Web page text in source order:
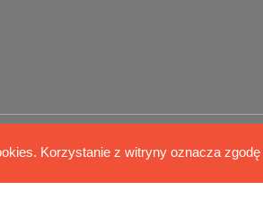
Korzystanie z witryny oznacza